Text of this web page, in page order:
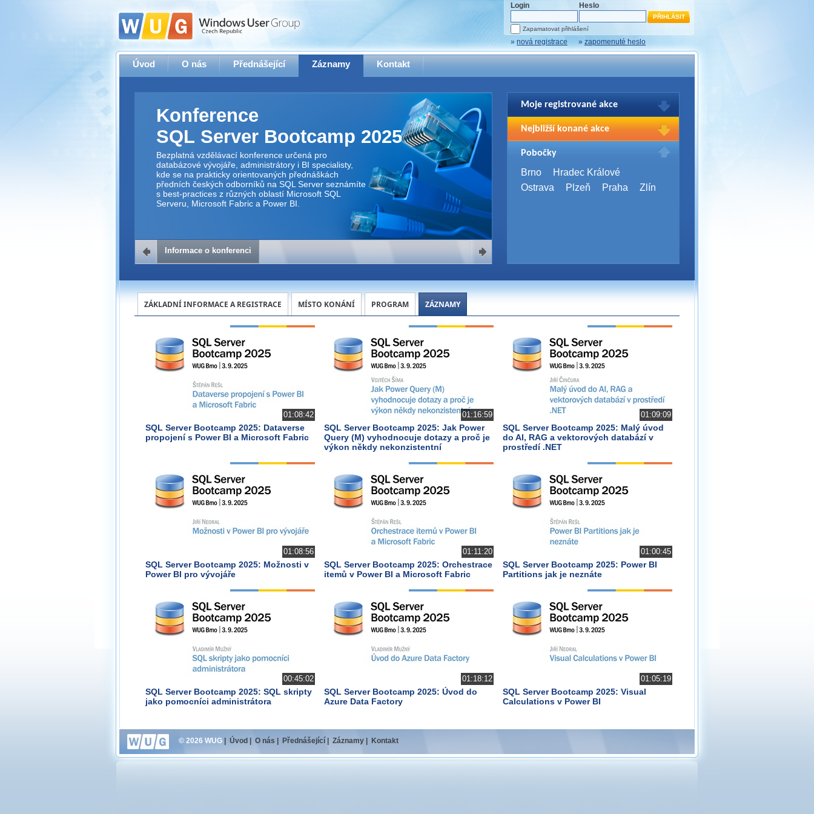
Login Heslo
Zapamatovat přihlášení
» nová registrace » zapomenuté heslo
Úvod O nás Přednášející Záznamy Kontakt
Konference
SQL Server Bootcamp 2025
Bezplatná vzdělávací konference určená pro
databázové vývojáře, administrátory i BI specialisty,
kde se na prakticky orientovaných přednáškách
předních českých odborníků na SQL Server seznámíte
s best-practices z různých oblastí Microsoft SQL
Serveru, Microsoft Fabric a Power BI.
Informace o konferenci
Moje registrované akce
Pro zobrazení Vašich registrací na akce
se prosím přihlašte.
Nejbližší konané akce
WUG Days 2026
4. 9. 2026,Brno
SQL Server Bootcamp 2026
Pobočky
Brno
Hradec Králové
Ostrava
Plzeň Praha Zlín
ZÁKLADNÍ INFORMACE A REGISTRACE MÍSTO KONÁNÍ PROGRAM ZÁZNAMY
01:08:42
SQL Server Bootcamp 2025: Dataverse
propojení s Power BI a Microsoft Fabric
01:16:59
SQL Server Bootcamp 2025: Jak Power
Query (M) vyhodnocuje dotazy a proč je
výkon někdy nekonzistentní
01:09:09
SQL Server Bootcamp 2025: Malý úvod
do AI, RAG a vektorových databází v
prostředí .NET
01:08:56
SQL Server Bootcamp 2025: Možnosti v
Power BI pro vývojáře
01:11:20
SQL Server Bootcamp 2025: Orchestrace
itemů v Power BI a Microsoft Fabric
01:00:45
SQL Server Bootcamp 2025: Power BI
Partitions jak je neznáte
00:45:02
SQL Server Bootcamp 2025: SQL skripty
jako pomocníci administrátora
01:18:12
SQL Server Bootcamp 2025: Úvod do
Azure Data Factory
01:05:19
SQL Server Bootcamp 2025: Visual
Calculations v Power BI
© 2026 WUG Úvod O nás Přednášející Záznamy Kontakt